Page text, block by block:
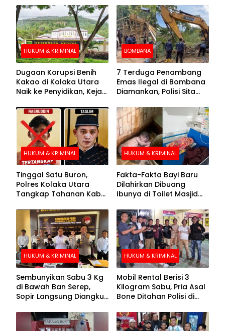
HUKUM & KRIMINAL
Dugaan Korupsi Benih
Kakao di Kolaka Utara
Naik ke Penyidikan, Kejari
BOMBANA
7 Terduga Penambang
Emas Ilegal di Bombana
Diamankan, Polisi Sita
Crusher
HUKUM & KRIMINAL
Tinggal Satu Buron,
Polres Kolaka Utara
Tangkap Tahanan Kabur
Pengejaran
HUKUM & KRIMINAL
Fakta-Fakta Bayi Baru
Dilahirkan Dibuang
Ibunya di Toilet Masjid
HUKUM & KRIMINAL
Sembunyikan Sabu 3 Kg
di Bawah Ban Serep,
Sopir Langsung Diangkut
HUKUM & KRIMINAL
Mobil Rental Berisi 3
Kilogram Sabu, Pria Asal
Bone Ditahan Polisi di